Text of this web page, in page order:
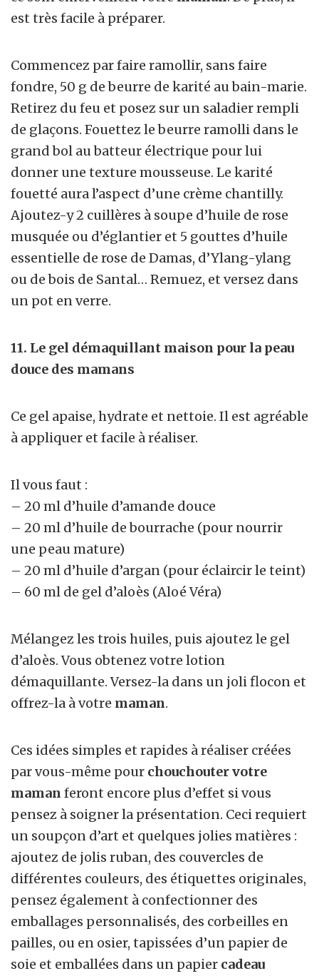
est très facile à préparer.
Commencez par faire ramollir, sans faire
fondre, 50 g de beurre de karité au bain-marie.
Retirez du feu et posez sur un saladier rempli
de glaçons. Fouettez le beurre ramolli dans le
grand bol au batteur électrique pour lui
donner une texture mousseuse. Le karité
fouetté aura l’aspect d’une crème chantilly.
Ajoutez-y 2 cuillères à soupe d’huile de rose
musquée ou d’églantier et 5 gouttes d’huile
essentielle de rose de Damas, d’Ylang-ylang
ou de bois de Santal… Remuez, et versez dans
un pot en verre.
11. Le gel démaquillant maison pour la peau
douce des mamans
Ce gel apaise, hydrate et nettoie. Il est agréable
à appliquer et facile à réaliser.
Il vous faut :
– 20 ml d’huile d’amande douce
– 20 ml d’huile de bourrache (pour nourrir
une peau mature)
– 20 ml d’huile d’argan (pour éclaircir le teint)
– 60 ml de gel d’aloès (Aloé Véra)
Mélangez les trois huiles, puis ajoutez le gel
d’aloès. Vous obtenez votre lotion
démaquillante. Versez-la dans un joli flocon et
offrez-la à votre maman.
Ces idées simples et rapides à réaliser créées
par vous-même pour chouchouter votre
maman feront encore plus d’effet si vous
pensez à soigner la présentation. Ceci requiert
un soupçon d’art et quelques jolies matières :
ajoutez de jolis ruban, des couvercles de
différentes couleurs, des étiquettes originales,
pensez également à confectionner des
emballages personnalisés, des corbeilles en
pailles, ou en osier, tapissées d’un papier de
soie et emballées dans un papier cadeau